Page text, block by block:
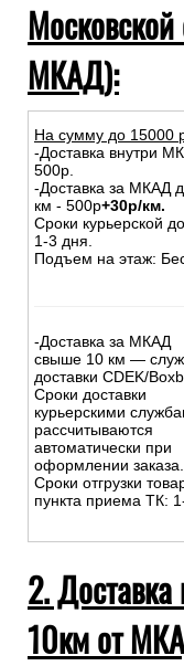
МКАД):
На сумму до 15000
-Доставка внутри
500р.
-Доставка за МКАД
км - 500р+30р/км.
Сроки курьерской
1-3 дня.
Подъем на этаж:
-Доставка за МКАД
свыше 10 км —
доставки CDEK/
Сроки доставки
курьерскими
рассчитываются
автоматически при
оформлении заказа.
Сроки отгрузки
пункта приема ТК:
2.
10км от